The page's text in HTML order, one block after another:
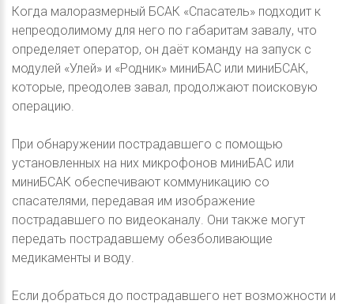
Когда малоразмерный БСАК «Спасатель» подходит к
непреодолимому для него по габаритам завалу, что
определяет оператор, он даёт команду на запуск с
модулей «Улей» и «Родник» миниБАС или миниБСАК,
которые, преодолев завал, продолжают поисковую
операцию.
При обнаружении пострадавшего с помощью
установленных на них микрофонов миниБАС или
миниБСАК обеспечивают коммуникацию со
спасателями, передавая им изображение
пострадавшего по видеоканалу. Они также могут
передать пострадавшему обезболивающие
медикаменты и воду.
Если добраться до пострадавшего нет возможности и